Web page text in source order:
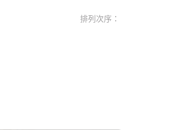
排列次序：